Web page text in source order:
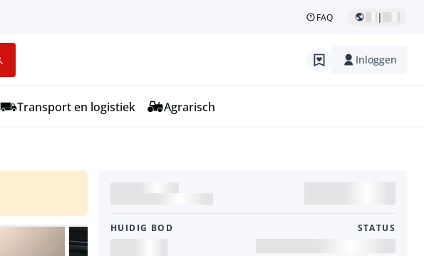
FAQ |
Inloggen
Transport en logistiek Agrarisch
HUIDIG ​​BOD STATUS